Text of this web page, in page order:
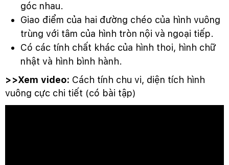
góc nhau.
Giao điểm của hai đường chéo của hình vuông
trùng với tâm của hình tròn nội và ngoại tiếp.
Có các tính chất khác của hình thoi, hình chữ
nhật và hình bình hành.
>>Xem video: Cách tính chu vi, diện tích hình
vuông cực chi tiết (có bài tập)